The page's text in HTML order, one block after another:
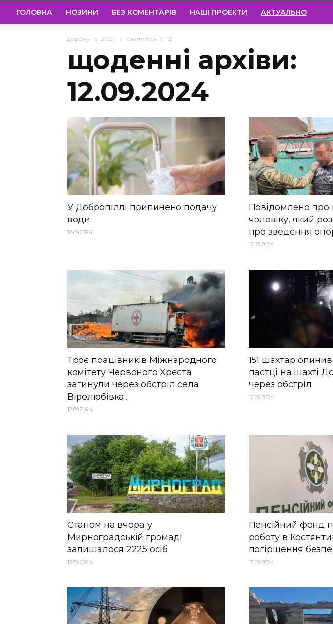
ГОЛОВНА НОВИНИ БЕЗ КОМЕНТАРІВ НАШІ ПРОЕКТИ АКТУАЛЬНО
додому 2024 Сентябрь 12
щоденні архіви:
12.09.2024
У Добропіллі припинено подачу
води
12.09.2024
Повідомлено про
чоловіку, який
про зведення
12.09.2024
Троє працівників Міжнародного
комітету Червоного Хреста
загинули через обстріл села
Віролюбівка...
12.09.2024
151 шахтар
пастці на шахті
через обстріл
12.09.2024
Станом на вчора у
Мирноградській громаді
залишалося 2225 осіб
12.09.2024
Пенсійний фонд
роботу в
погіршення
12.09.2024